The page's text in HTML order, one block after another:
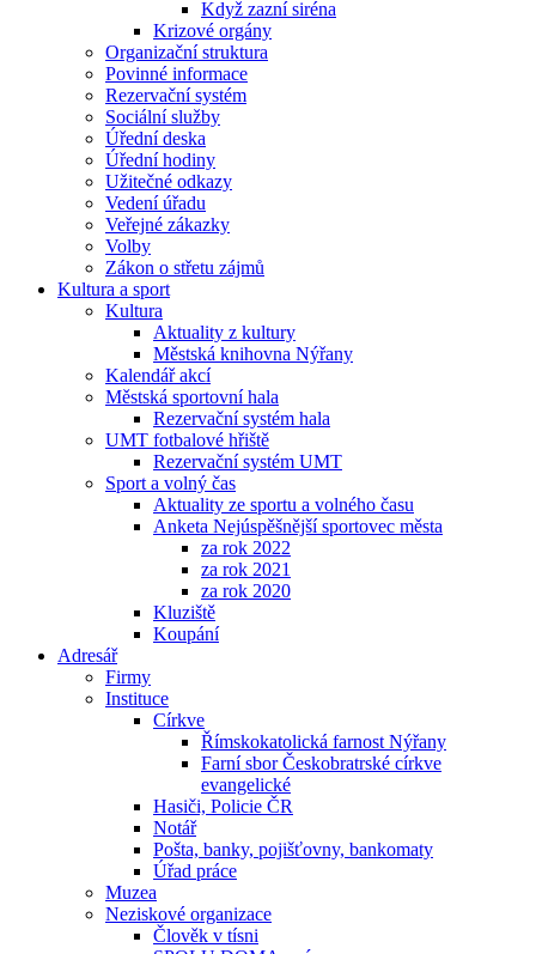
Když zazní siréna
Krizové orgány
Organizační struktura
Povinné informace
Rezervační systém
Sociální služby
Úřední deska
Úřední hodiny
Užitečné odkazy
Vedení úřadu
Veřejné zákazky
Volby
Zákon o střetu zájmů
Kultura a sport
Kultura
Aktuality z kultury
Městská knihovna Nýřany
Kalendář akcí
Městská sportovní hala
Rezervační systém hala
UMT fotbalové hřiště
Rezervační systém UMT
Sport a volný čas
Aktuality ze sportu a volného času
Anketa Nejúspěšnější sportovec města
za rok 2022
za rok 2021
za rok 2020
Kluziště
Koupání
Adresář
Firmy
Instituce
Církve
Římskokatolická farnost Nýřany
Farní sbor Českobratrské církve
evangelické
Hasiči, Policie ČR
Notář
Pošta, banky, pojišťovny, bankomaty
Úřad práce
Muzea
Neziskové organizace
Člověk v tísni